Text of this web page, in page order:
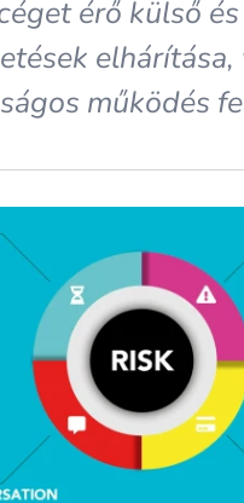
érő külső
működés